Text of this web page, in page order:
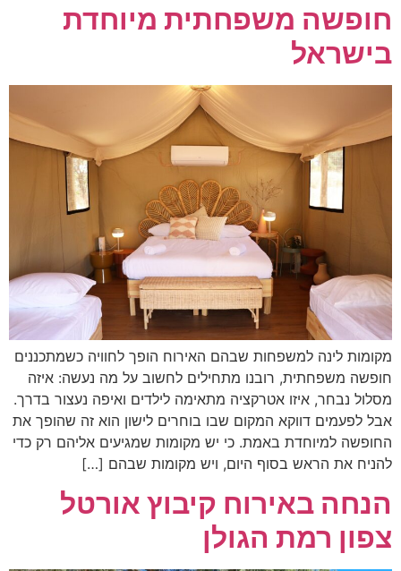
חופשה משפחתית מיוחדת
בישראל
מקומות לינה למשפחות שבהם האירוח הופך לחוויה כשמתכננים
חופשה משפחתית, רובנו מתחילים לחשוב על מה נעשה: איזה
מסלול נבחר, איזו אטרקציה מתאימה לילדים ואיפה נעצור בדרך.
אבל לפעמים דווקא המקום שבו בוחרים לישון הוא זה שהופך את
החופשה למיוחדת באמת. כי יש מקומות שמגיעים אליהם רק כדי
להניח את הראש בסוף היום, ויש מקומות שבהם […]
הנחה באירוח קיבוץ אורטל
צפון רמת הגולן